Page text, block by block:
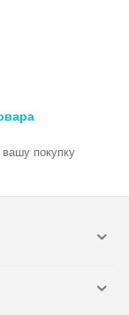
покупку